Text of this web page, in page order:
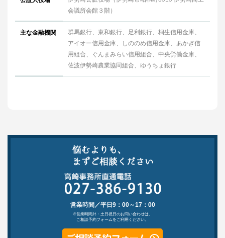
会議所会館３階）
主な金融機関
群馬銀行、東和銀行、足利銀行、桐生信用金庫、
アイオー信用金庫、しののめ信用金庫、あかぎ信
用組合、ぐんまみらい信用組合、中央労働金庫、
佐波伊勢崎農業協同組合、ゆうちょ銀行
営業時間／平日9：00～17：00
※営業時間外・土日祝日のお問い合わせは、
ご相談予約フォームをご利用ください。